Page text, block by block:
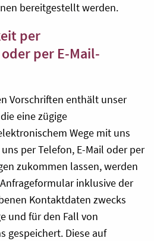
bereitgestellt werden.
per
per E-Mail-
Vorschriften enthält unser
eine zügige
Wege mit uns
per Telefon, E-Mail oder per
zukommen lassen, werden
inklusive der
Kontaktdaten zwecks
und für den Fall von
gespeichert. Diese auf